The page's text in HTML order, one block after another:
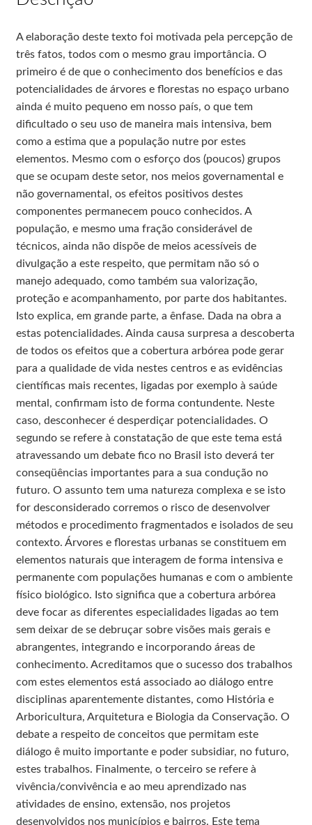
A elaboração deste texto foi motivada pela percepção de
três fatos, todos com o mesmo grau importância. O
primeiro é de que o conhecimento dos benefícios e das
potencialidades de árvores e florestas no espaço urbano
ainda é muito pequeno em nosso país, o que tem
dificultado o seu uso de maneira mais intensiva, bem
como a estima que a população nutre por estes
elementos. Mesmo com o esforço dos (poucos) grupos
que se ocupam deste setor, nos meios governamental e
não governamental, os efeitos positivos destes
componentes permanecem pouco conhecidos. A
população, e mesmo uma fração considerável de
técnicos, ainda não dispõe de meios acessíveis de
divulgação a este respeito, que permitam não só o
manejo adequado, como também sua valorização,
proteção e acompanhamento, por parte dos habitantes.
Isto explica, em grande parte, a ênfase. Dada na obra a
estas potencialidades. Ainda causa surpresa a descoberta
de todos os efeitos que a cobertura arbórea pode gerar
para a qualidade de vida nestes centros e as evidências
científicas mais recentes, ligadas por exemplo à saúde
mental, confirmam isto de forma contundente. Neste
caso, desconhecer é desperdiçar potencialidades. O
segundo se refere à constatação de que este tema está
atravessando um debate fico no Brasil isto deverá ter
conseqüências importantes para a sua condução no
futuro. O assunto tem uma natureza complexa e se isto
for desconsiderado corremos o risco de desenvolver
métodos e procedimento fragmentados e isolados de seu
contexto. Árvores e florestas urbanas se constituem em
elementos naturais que interagem de forma intensiva e
permanente com populações humanas e com o ambiente
físico biológico. Isto significa que a cobertura arbórea
deve focar as diferentes especialidades ligadas ao tem
sem deixar de se debruçar sobre visões mais gerais e
abrangentes, integrando e incorporando áreas de
conhecimento. Acreditamos que o sucesso dos trabalhos
com estes elementos está associado ao diálogo entre
disciplinas aparentemente distantes, como História e
Arboricultura, Arquitetura e Biologia da Conservação. O
debate a respeito de conceitos que permitam este
diálogo ê muito importante e poder subsidiar, no futuro,
estes trabalhos. Finalmente, o terceiro se refere à
vivência/convivência e ao meu aprendizado nas
atividades de ensino, extensão, nos projetos
desenvolvidos nos municípios e bairros. Este tema